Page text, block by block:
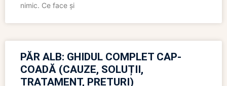
nimic. Ce face și
PĂR ALB: GHIDUL COMPLET CAP-
COADĂ (CAUZE, SOLUȚII,
TRATAMENT, PREȚURI)